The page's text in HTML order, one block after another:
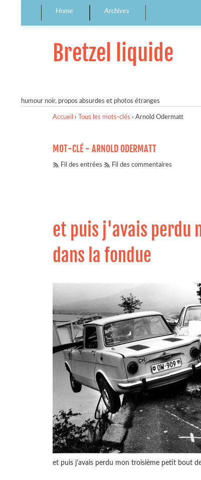
Home Archives
Bretzel liquide
humour noir, propos absurdes et photos étranges
Accueil › Tous les mots-clés › Arnold Odermatt
MOT-CLÉ - ARNOLD ODERMATT
Fil des entrées Fil des commentaires
et puis j'avais perdu
dans la fondue
et puis j'avais perdu mon troisième petit bout